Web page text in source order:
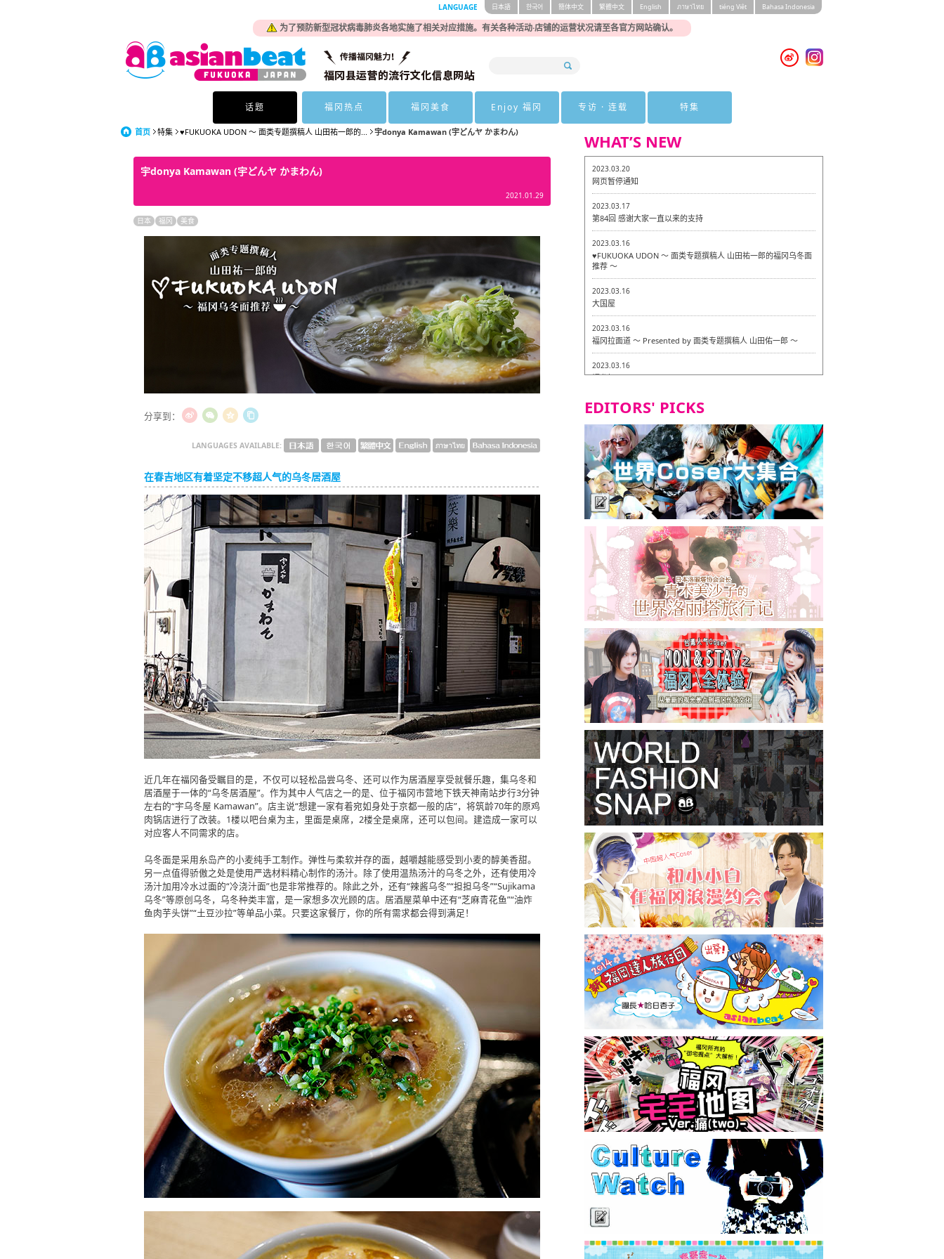
为了预防新型冠状病毒肺炎各地实施了相关对应措施。有关各种活动·店铺的运营状况请至各官方网站确认。
LANGUAGE 日本語 한국어 簡体中文 繁體中文 English ภาษาไทย tiéng Viêt Bahasa Indonesia
话题 福冈热点 福冈美食 Enjoy 福冈 专访 · 连载 特集
首页 特集 ♥FUKUOKA UDON ～ 面类专题撰稿人 山田祐一郎的... 宇donya Kamawan (宇どんヤ かまわん)
宇donya Kamawan (宇どんヤ かまわん)
2021.01.29
日本 福冈 美食
分享到：
LANGUAGES AVAILABLE:
在春吉地区有着坚定不移超人气的乌冬居酒屋
近几年在福冈备受瞩目的是，不仅可以轻松品尝乌冬、还可以作为居酒屋享受就餐乐趣，集乌冬和
居酒屋于一体的“乌冬居酒屋”。作为其中人气店之一的是、位于福冈市营地下铁天神南站步行3分钟
左右的“宇乌冬屋 Kamawan”。店主说“想建一家有着宛如身处于京都一般的店”，将筑龄70年的原鸡
肉锅店进行了改装。1楼以吧台桌为主，里面是桌席，2楼全是桌席，还可以包间。建造成一家可以
对应客人不同需求的店。
乌冬面是采用糸岛产的小麦纯手工制作。弹性与柔软并存的面，越嚼越能感受到小麦的醇美香甜。
另一点值得骄傲之处是使用严选材料精心制作的汤汁。除了使用温热汤汁的乌冬之外，还有使用冷
汤汁加用冷水过面的“冷浇汁面”也是非常推荐的。除此之外，还有“辣酱乌冬”“担担乌冬”“Sujikama
乌冬”等原创乌冬，乌冬种类丰富，是一家想多次光顾的店。居酒屋菜单中还有“芝麻青花鱼”“油炸
鱼肉芋头饼”“土豆沙拉”等单品小菜。只要这家餐厅，你的所有需求都会得到满足！
WHAT’S NEW
2023.03.20
网页暂停通知
2023.03.17
第84回 感谢大家一直以来的支持
2023.03.16
♥FUKUOKA UDON ～ 面类专题撰稿人 山田祐一郎的福冈乌冬面
推荐 ～
2023.03.16
大国屋
2023.03.16
福冈拉面道 〜 Presented by 面类专题撰稿人 山田佑一郎 〜
2023.03.16
福龙轩
2023.03.07
Isogiyokarazu 博多总店 〜 严格素食主义・素食主义者的菜单试
的试吃之旅 in 福冈市！〜
2023.03.07
严格素食主义・素食主义者的菜单试的试吃之旅 in 福冈市！
2023.03.02
Little Stand 大名店 〜 严格素食主义・素食主义者的菜单试的试
吃之旅 in 福冈市！〜
2023.02.28
东筑轩 折尾本社乌冬店
EDITORS' PICKS